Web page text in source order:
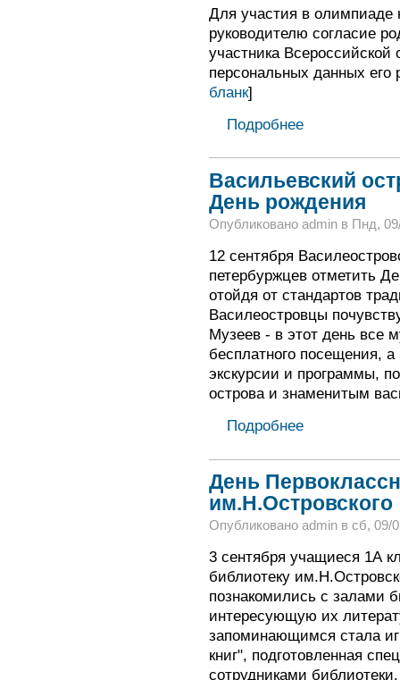
Для участия в олимпиаде
руководителю согласие
участника
персональных данных его
бланк]
Подробнее
Васильевский
День рождения
Опубликовано admin в Пнд,
12 сентября
петербуржцев отметить
отойдя от стандартов
Василеостровцы
Музеев - в этот день все
бесплатного посещения,
экскурсии и программы,
острова и знаменитым
Подробнее
День
им.Н.Островского
Опубликовано admin в сб, 09/
3 сентября учащиеся 1А
библиотеку
познакомились с залами
интересующую их
запоминающимся стала
книг", подготовленная
сотрудниками